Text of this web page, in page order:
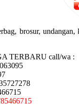
brosur,
TERBARU call/wa :